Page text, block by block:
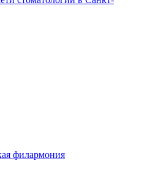
филармония